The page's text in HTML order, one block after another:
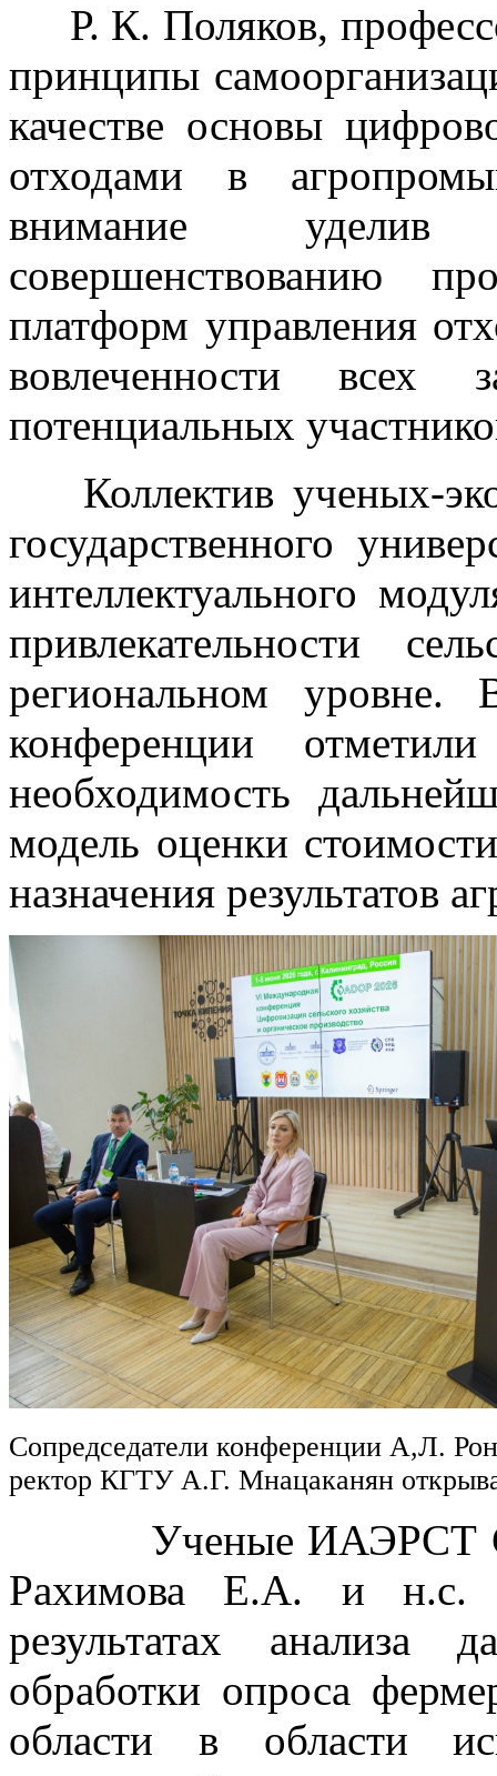
Р. К. Поляков,
принципы
качестве основы
отходами в
внимание уделив
совершенствованию
платформ управления
вовлеченности всех
потенциальных
Коллектив ученых-
государственного
интеллектуального
привлекательности
региональном уровне.
конференции отметили
необходимость
модель оценки
назначения результатов
Сопредседатели конференции А,Л.
ректор КГТУ А.Г. Мнацаканян
Ученые ИАЭРСТ
Рахимова Е.А. и н.с.
результатах
обработки опроса
области в области